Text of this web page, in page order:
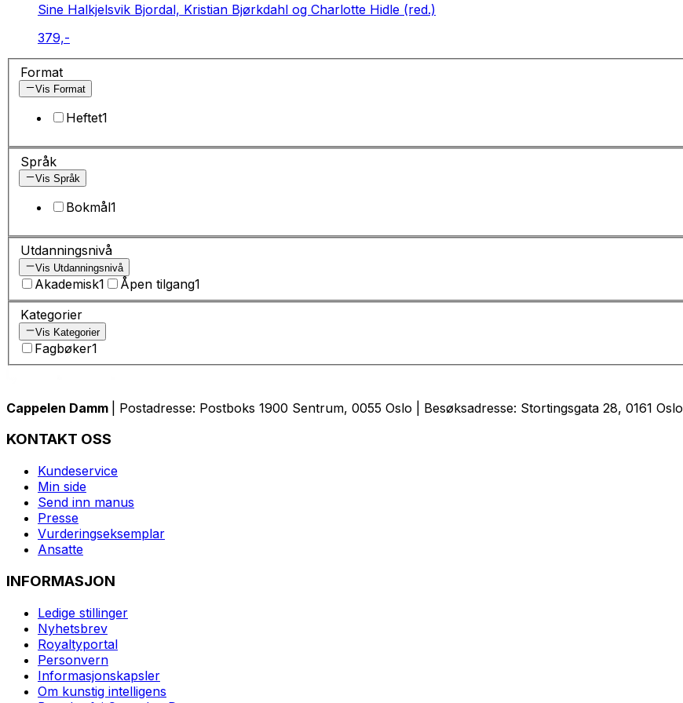
Sine Halkjelsvik Bjordal, Kristian Bjørkdahl og Charlotte Hidle (red.)
379,-
Format
Vis Format
Heftet1
Språk
Vis Språk
Bokmål1
Utdanningsnivå
Vis Utdanningsnivå
Akademisk1 Åpen tilgang1
Kategorier
Vis Kategorier
Fagbøker1
Cappelen Damm | Postadresse: Postboks 1900 Sentrum, 0055 Oslo | Besøksadresse: Stortingsgata 28, 0161 Oslo
KONTAKT OSS
Kundeservice
Min side
Send inn manus
Presse
Vurderingseksemplar
Ansatte
INFORMASJON
Ledige stillinger
Nyhetsbrev
Royaltyportal
Personvern
Informasjonskapsler
Om kunstig intelligens